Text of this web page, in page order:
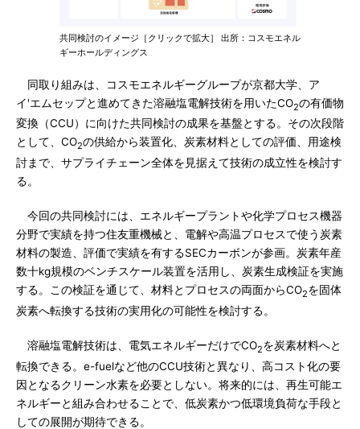
共同検討のイメージ［クリックで拡大］ 出所：コスモエネル
ギーホールディングス
同取り組みは、コスモエネルギーグループが京都大学、ア
イ'エムセップと進めてきた溶融塩電解技術を用いたCO2の有価物
変換（CCU）に向けた共同検討の成果を基盤とする。その次段階
として、CO2の供給から装置化、炭素材料としての評価、用途検
討まで、サプライチェーン全体を見据えて技術の成立性を検討す
る。
今回の共同検討には、エネルギープラントや化学プロセス機器
分野で実績を持つ住友重機械と、電解や高温プロセスで使う炭素
材料の製造、評価で実績を有するSECカーボンが参画。炭素年産
数十kg規模のベンチスケール装置を活用し、炭素生成検証を実施
する。この検証を通じて、材料とプロセスの両面からCO2を固体
炭素へ転換する技術の実用化の可能性を検討する。
溶融塩電解技術は、電気エネルギーだけでCO2を炭素材料へと
転換できる。e-fuelなど他のCCU技術と異なり、高コスト化の要
因となるクリーン水素を必要としない。将来的には、再生可能エ
ネルギーと組み合わせることで、低炭素かつ低環境負荷な手段と
しての展開が期待できる。